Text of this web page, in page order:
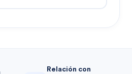
Relación con